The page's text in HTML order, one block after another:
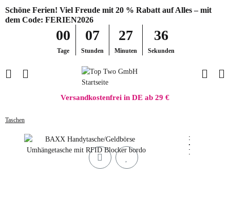
Schöne Ferien! Viel Freude mit 20 % Rabatt auf Alles – mit
dem Code: FERIEN2026
00
Tage
07
Stunden
27
Minuten
36
Sekunden
Versandkostenfrei in DE ab 29 €
Taschen